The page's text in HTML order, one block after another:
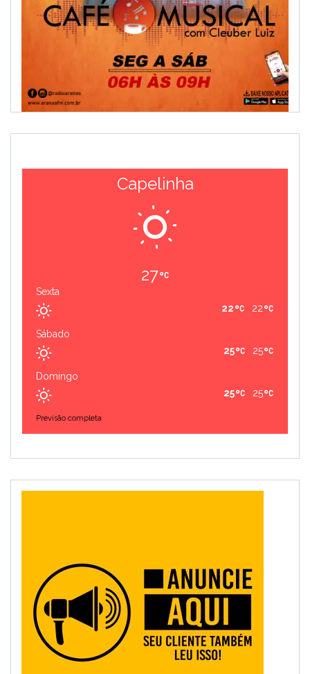
Capelinha
27
Sexta
22
22
Sábado
25
25
Domingo
25
25
Previsão completa